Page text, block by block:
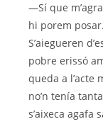
—Sí que
hi porem posar.
S’aiegueren
pobre erissó
queda a l’acte
no’n tenía
s’aixeca agafa